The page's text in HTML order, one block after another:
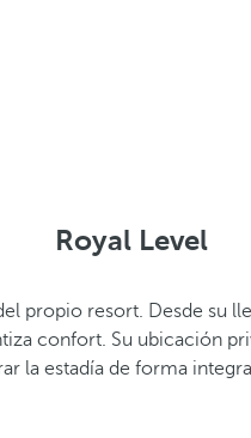
Royal Level
propio resort. Desde su
confort. Su ubicación
la estadía de forma